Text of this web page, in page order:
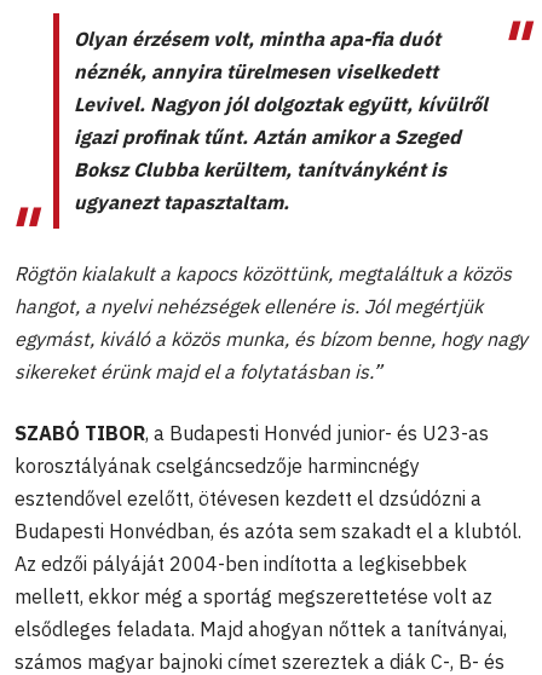
Olyan érzésem volt, mintha apa-fia duót
néznék, annyira türelmesen viselkedett
Levivel. Nagyon jól dolgoztak együtt, kívülről
igazi profinak tűnt. Aztán amikor a Szeged
Boksz Clubba kerültem, tanítványként is
ugyanezt tapasztaltam.
Rögtön kialakult a kapocs közöttünk, megtaláltuk a közös
hangot, a nyelvi nehézségek ellenére is. Jól megértjük
egymást, kiváló a közös munka, és bízom benne, hogy nagy
sikereket érünk majd el a folytatásban is.”
SZABÓ TIBOR, a Budapesti Honvéd junior- és U23-as
korosztályának cselgáncsedzője harmincnégy
esztendővel ezelőtt, ötévesen kezdett el dzsúdózni a
Budapesti Honvédban, és azóta sem szakadt el a klubtól.
Az edzői pályáját 2004-ben indította a legkisebbek
mellett, ekkor még a sportág megszerettetése volt az
elsődleges feladata. Majd ahogyan nőttek a tanítványai,
számos magyar bajnoki címet szereztek a diák C-, B- és